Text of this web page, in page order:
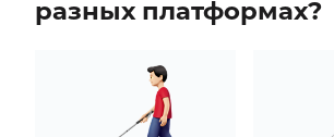
разных платформах?